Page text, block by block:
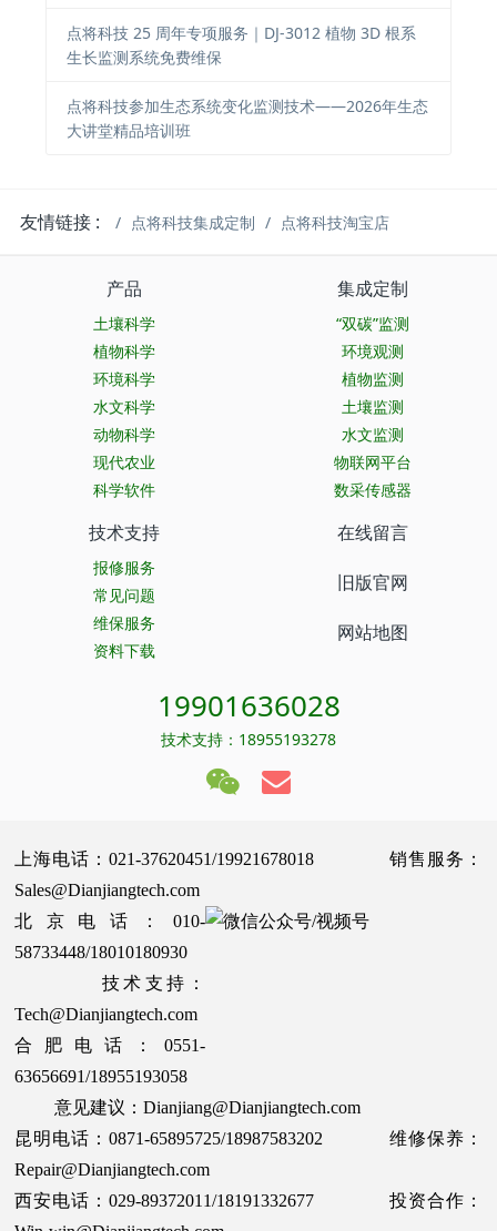
点将科技 25 周年专项服务｜DJ-3012 植物 3D 根系
生长监测系统免费维保
点将科技参加生态系统变化监测技术——2026年生态
大讲堂精品培训班
友情链接 : 点将科技集成定制 点将科技淘宝店
产品
土壤科学
植物科学
环境科学
水文科学
动物科学
现代农业
科学软件
集成定制
“双碳”监测
环境观测
植物监测
土壤监测
水文监测
物联网平台
数采传感器
技术支持
报修服务
常见问题
维保服务
资料下载
在线留言
旧版官网
网站地图
19901636028
技术支持：18955193278
上海电话：021-37620451/19921678018 销售服务：
Sales@Dianjiangtech.com
北京电话：010-
58733448/18010180930
技术支持：
Tech@Dianjiangtech.com
合肥电话：0551-
63656691/18955193058
意见建议：Dianjiang@Dianjiangtech.com
昆明电话：0871-65895725/18987583202 维修保养：
Repair@Dianjiangtech.com
西安电话：029-89372011/18191332677 投资合作：